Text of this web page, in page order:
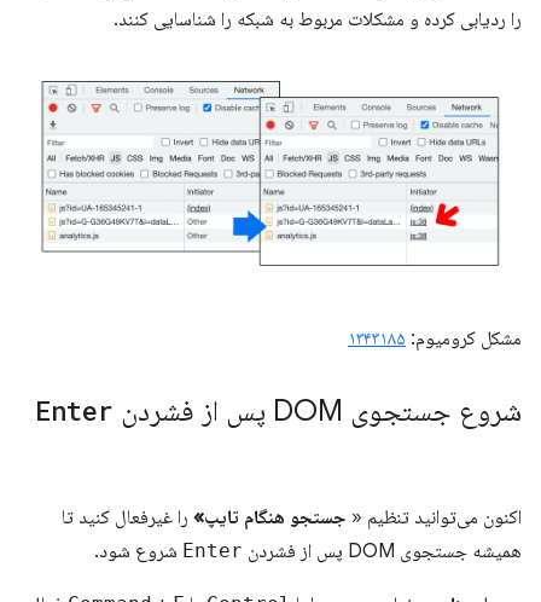
را ردیابی کرده و مشکلات مربوط به شبکه را شناسایی کنند.
مشکل کرومیوم: ۱۳۴۳۱۸۵
شروع جستجوی DOM پس از فشردن Enter
اکنون می‌توانید تنظیم « جستجو هنگام تایپ» را غیرفعال کنید تا
همیشه جستجوی DOM پس از فشردن
Enter شروع شود.